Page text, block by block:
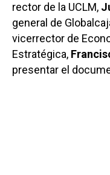
rector de la UCLM,
general de
vicerrector de
Estratégica,
presentar el